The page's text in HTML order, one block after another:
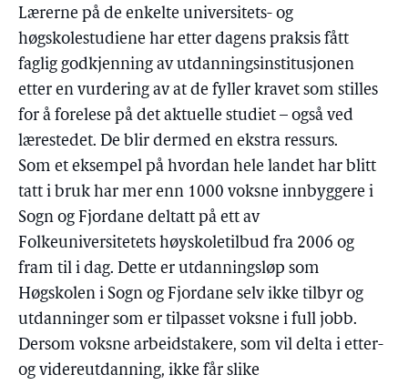
Lærerne på de enkelte universitets- og
høgskolestudiene har etter dagens praksis fått
faglig godkjenning av utdanningsinstitusjonen
etter en vurdering av at de fyller kravet som stilles
for å forelese på det aktuelle studiet – også ved
lærestedet. De blir dermed en ekstra ressurs.
Som et eksempel på hvordan hele landet har blitt
tatt i bruk har mer enn 1000 voksne innbyggere i
Sogn og Fjordane deltatt på ett av
Folkeuniversitetets høyskoletilbud fra 2006 og
fram til i dag. Dette er utdanningsløp som
Høgskolen i Sogn og Fjordane selv ikke tilbyr og
utdanninger som er tilpasset voksne i full jobb.
Dersom voksne arbeidstakere, som vil delta i etter-
og videreutdanning, ikke får slike